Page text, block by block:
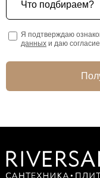
Я подтверждаю
данных и даю